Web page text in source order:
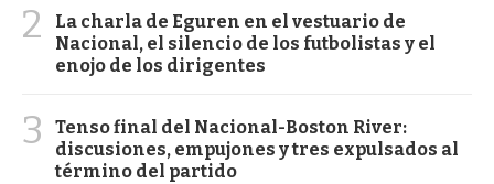
2
La charla de Eguren en el vestuario de
Nacional, el silencio de los futbolistas y el
enojo de los dirigentes
3
Tenso final del Nacional-Boston River:
discusiones, empujones y tres expulsados al
término del partido